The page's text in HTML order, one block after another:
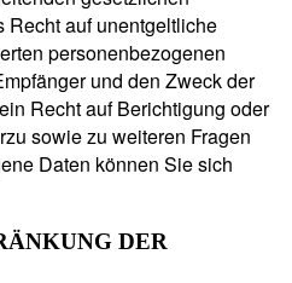
Recht auf unentgeltliche
personenbezogenen
und den Zweck der
Recht auf Berichtigung oder
sowie zu weiteren Fragen
Daten können Sie sich
DER